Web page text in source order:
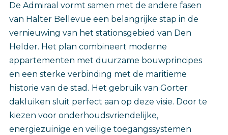
De Admiraal vormt samen met de andere fasen
van Halter Bellevue een belangrijke stap in de
vernieuwing van het stationsgebied van Den
Helder. Het plan combineert moderne
appartementen met duurzame bouwprincipes
en een sterke verbinding met de maritieme
historie van de stad. Het gebruik van Gorter
dakluiken sluit perfect aan op deze visie. Door te
kiezen voor onderhoudsvriendelijke,
energiezuinige en veilige toegangssystemen